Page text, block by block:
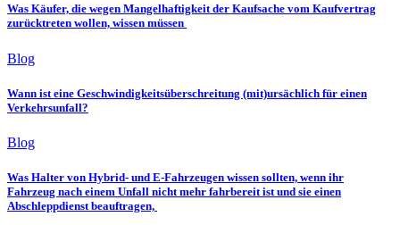
Was Käufer, die wegen Mangelhaftigkeit der Kaufsache vom Kaufvertrag
zurücktreten wollen, wissen müssen
Blog
Wann ist eine Geschwindigkeitsüberschreitung (mit)ursächlich für einen
Verkehrsunfall?
Blog
Was Halter von Hybrid- und E-Fahrzeugen wissen sollten, wenn ihr
Fahrzeug nach einem Unfall nicht mehr fahrbereit ist und sie einen
Abschleppdienst beauftragen,